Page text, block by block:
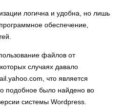
логична и удобна, но лишь
обеспечение,
файлов от
случаях давало
что является
подобное было найдено во
системы Wordpress.